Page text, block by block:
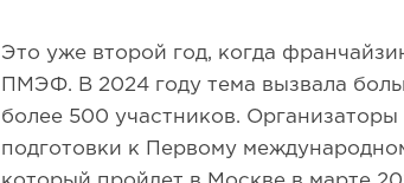
Это уже второй год, когда
ПМЭФ. В 2024 году тема вызвала
более 500 участников.
подготовки к Первому